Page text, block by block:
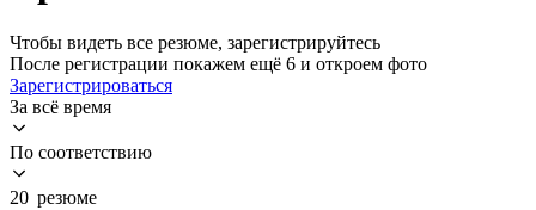
Чтобы видеть все резюме, зарегистрируйтесь
После регистрации покажем ещё 6 и откроем фото
Зарегистрироваться
За всё время
По соответствию
20 резюме